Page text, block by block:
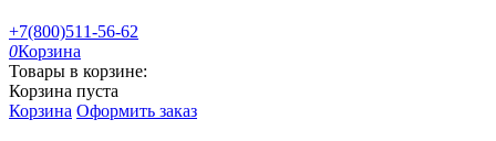
+7(800)511-56-62
0Корзина
Товары в корзине:
Корзина пуста
Корзина Оформить заказ